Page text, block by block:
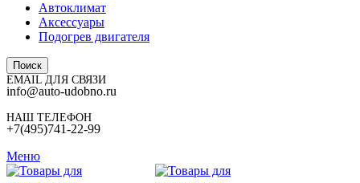
Автоклимат
Аксессуары
Подогрев двигателя
Поиск
EMAIL ДЛЯ СВЯЗИ
info@auto-udobno.ru
НАШ ТЕЛЕФОН
+7(495)741-22-99
Меню